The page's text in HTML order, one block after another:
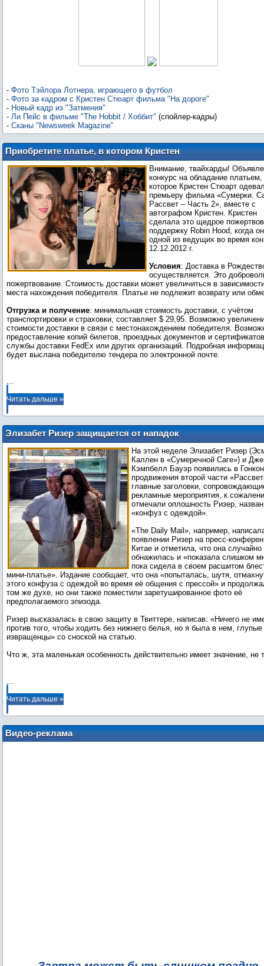
- Фото Тэйлора Лотнера, играющего в футбол
- Фото за кадром с Кристен Стюарт фильма "На дороге"
- Новый кадр из "Затмения"
- Ли Пейс в фильме "The Hobbit / Хоббит" (спойлер-кадры)
- Сканы "Newsweek Magazine"
Приобретите платье, в котором Кристен
Стюарт блистала на премьере фильма
«Сумерки. Сага. Рассвет – Часть 2»Внимание, твайхарды!
конкурс на обладание платьем,
которое Кристен Стюарт
премьеру фильма «Сумерки.
Рассвет – Часть 2», вместе с
автографом Кристен. Кристен
сделала это щедрое
поддержку Robin Hood, когда
одной из ведущих во время
12.12.2012 г.
Условия: Доставка в
осуществляется. Это
пожертвование. Стоимость доставки может увеличиться в
места нахождения победителя. Платье не подлежит возврату или
Отгрузка и получение: минимальная стоимость доставки, с учётом
транспортировки и страховки, составляет $ 29,95. Возможно
стоимости доставки в связи с местонахождением победителя.
предоставление копий билетов, проездных документов и сертификатов
службы доставки FedEx или других организаций. Подробная
будет выслана победителю тендера по электронной почте.
...
Читать дальше »
Элизабет Ризер защищается от нападок
из-за конфуза с одеждой
На этой неделе Элизабет Ризер
Каллен в «Сумеречной Саге») и
Кэмпбелл Бауэр появились в
продвижения второй части
главные заголовки,
рекламные мероприятия, к
отмечали оплошность Ризер,
«конфуз с одеждой».
«The Daily Mail», например,
появлении Ризер на пресс-
Китае и отметила, что она случайно
обнажилась и «показала слишком
пока сидела в своем расшитом
мини-платье». Издание сообщает, что она «попыталась, шутя,
этого конфуза с одеждой во время её общения с прессой» и
том же духе, но они также поместили заретушированное фото её
предполагаемого эпизода.
Ризер высказалась в свою защиту в Твиттере, написав: «Ничего не
против того, чтобы ходить без нижнего белья, но я была в нем, глупые
извращенцы» со сноской на статью.
Что ж, эта маленькая особенность действительно имеет значение, не
...
Читать дальше »
Видео-реклама